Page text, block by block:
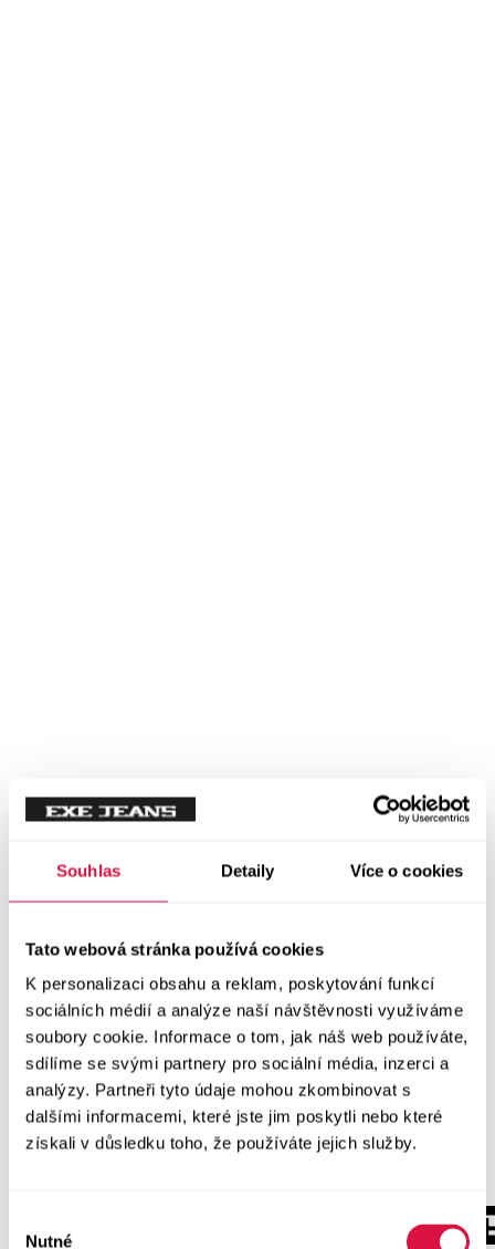
Souhlas Detaily Více o cookies
Tato webová stránka používá cookies
K personalizaci obsahu a reklam, poskytování funkcí
sociálních médií a analýze naší návštěvnosti využíváme
soubory cookie. Informace o tom, jak náš web používáte,
sdílíme se svými partnery pro sociální média, inzerci a
analýzy. Partneři tyto údaje mohou zkombinovat s
dalšími informacemi, které jste jim poskytli nebo které
získali v důsledku toho, že používáte jejich služby.
Nutné